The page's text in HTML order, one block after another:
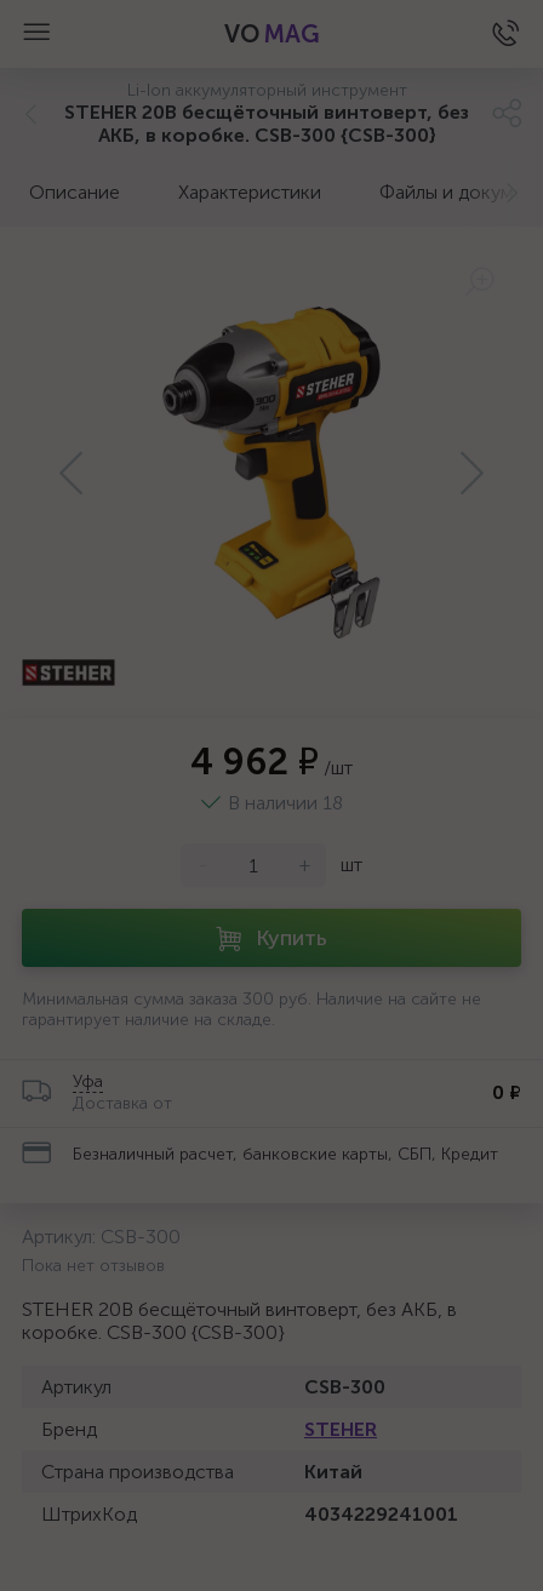
VO MAG
Li-Ion аккумуляторный инструмент
STEHER 20В бесщёточный винтоверт, без
АКБ, в коробке. CSB-300 {CSB-300}
Описание Характеристики Файлы и
4 962 ₽ /шт
В наличии 18
+ шт
Купить
Минимальная сумма заказа 300 руб. Наличие на сайте не
гарантирует наличие на складе.
Уфа
Доставка от
0 ₽
Безналичный расчет, банковские карты, СБП, Кредит
Артикул: CSB-300
Пока нет отзывов
STEHER 20В бесщёточный винтоверт, без АКБ, в
коробке. CSB-300 {CSB-300}
Артикул
CSB-300
Бренд
STEHER
Страна производства
Китай
ШтрихКод
4034229241001